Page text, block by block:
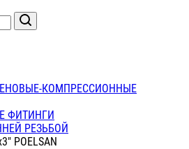
КОМПРЕССИОННЫЕ
ФИТИНГИ
РЕЗЬБОЙ
POELSAN